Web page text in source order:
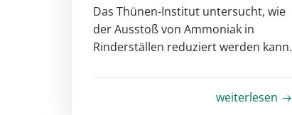
Das Thünen-Institut untersucht, wie
der Ausstoß von Ammoniak in
Rinderställen reduziert werden kann.
weiterlesen